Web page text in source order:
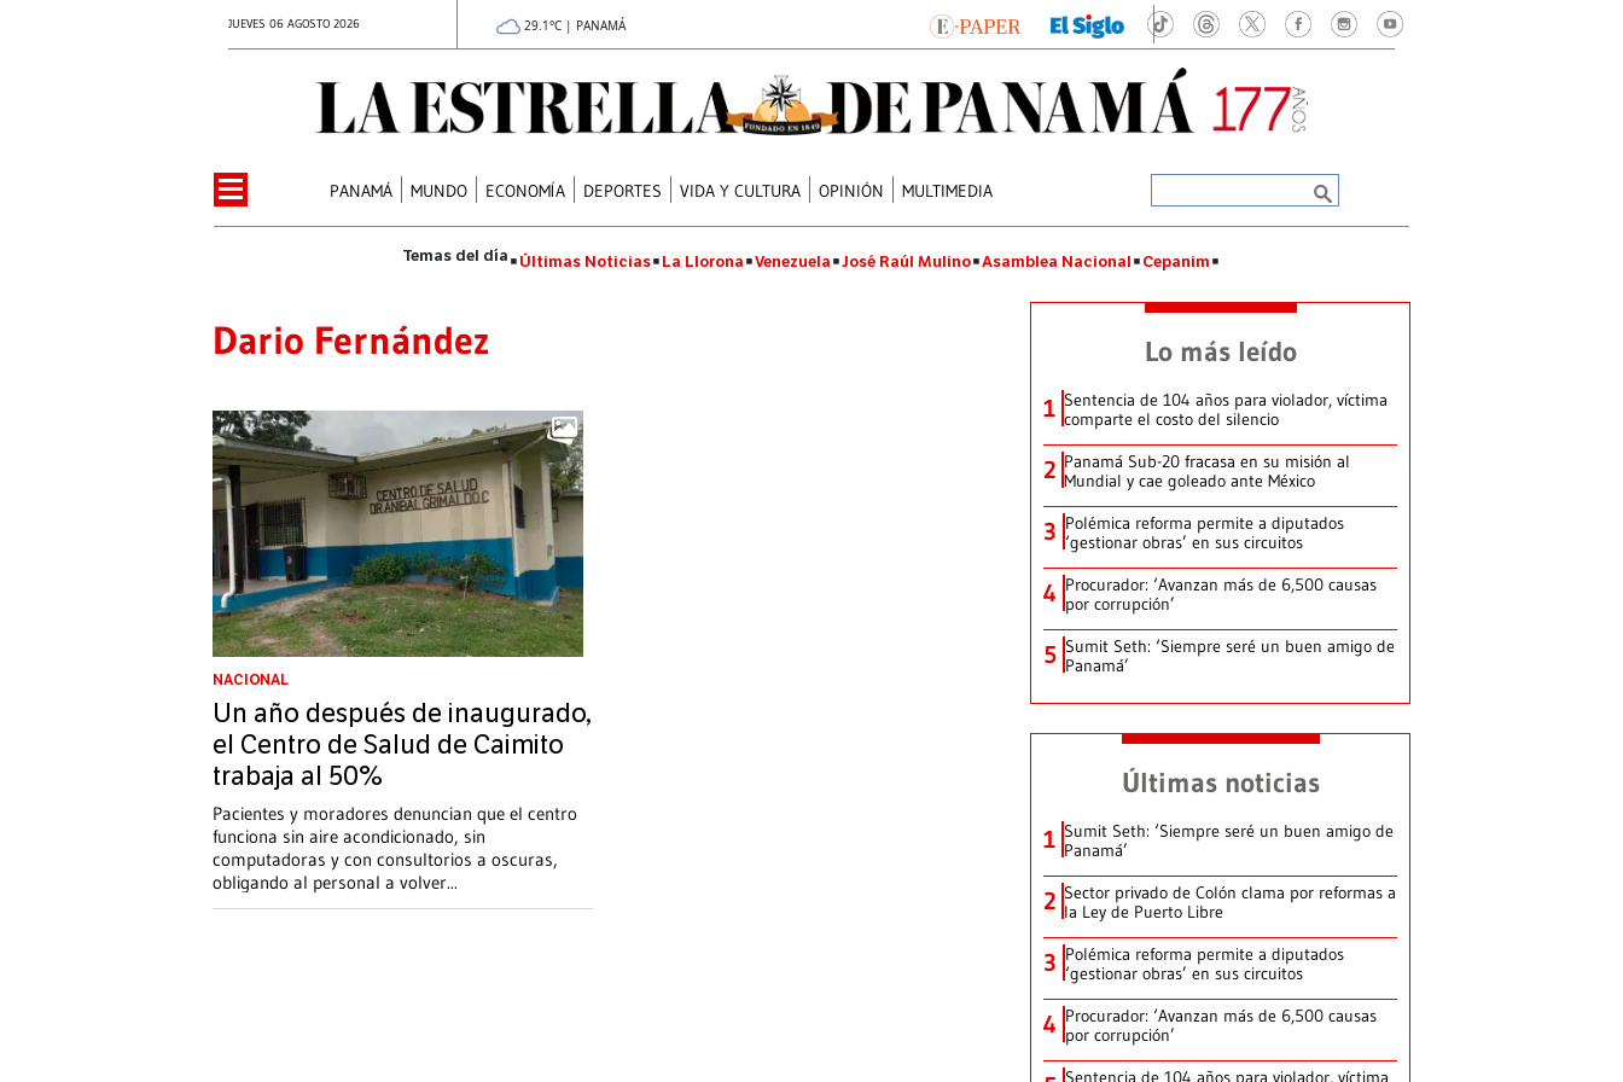
JUEVES 06 AGOSTO 2026 29.1°C | PANAMÁ
PANAMÁ MUNDO ECONOMÍA DEPORTES VIDA Y CULTURA OPINIÓN MULTIMEDIA
Últimas Noticias La Llorona Venezuela José Raúl Mulino Asamblea Nacional Cepanim
Dario Fernández
NACIONAL
Un año después de inaugurado,
el Centro de Salud de Caimito
trabaja al 50%
Pacientes y moradores denuncian que el centro
funciona sin aire acondicionado, sin
computadoras y con consultorios a oscuras,
obligando al personal a volver...
Lo más leído
1 Sentencia de 104 años para violador, víctima
comparte el costo del silencio
2 Panamá Sub-20 fracasa en su misión al
Mundial y cae goleado ante México
3 Polémica reforma permite a diputados
‘gestionar obras’ en sus circuitos
4 Procurador: ‘Avanzan más de 6,500 causas
por corrupción’
5 Sumit Seth: ‘Siempre seré un buen amigo de
Panamá’
Últimas noticias
1 Sumit Seth: ‘Siempre seré un buen amigo de
Panamá’
2 Sector privado de Colón clama por reformas a
la Ley de Puerto Libre
3 Polémica reforma permite a diputados
‘gestionar obras’ en sus circuitos
4 Procurador: ‘Avanzan más de 6,500 causas
por corrupción’
Sentencia de 104 años para violador, víctima